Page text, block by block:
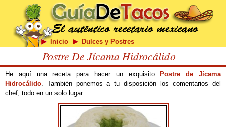
Inicio Dulces y Postres
Postre De Jícama Hidrocálido
He aquí una receta para hacer un exquisito
Postre de Jícama
Hidrocálido. También ponemos a tu disposición los comentarios del
chef, todo en un solo lugar.